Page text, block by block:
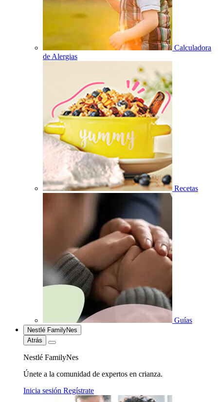
Calculadora
de Alergias
Recetas
Guías
Nestlé FamilyNes
Atrás
Nestlé FamilyNes
Únete a la comunidad de expertos en crianza.
Inicia sesión Regístrate